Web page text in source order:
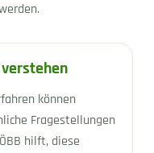
können
Fragestellungen
hilft, diese